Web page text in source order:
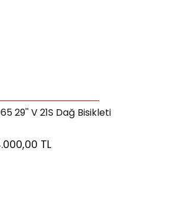
29'' V 21S Dağ Bisikleti
TL